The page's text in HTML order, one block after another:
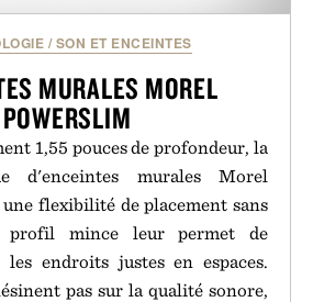
/ SON ET ENCEINTES
MURALES MOREL
POWERSLIM
1,55 pouces de profondeur, la
d'enceintes murales Morel
flexibilité de placement sans
profil mince leur permet de
endroits justes en espaces.
pas sur la qualité sonore,